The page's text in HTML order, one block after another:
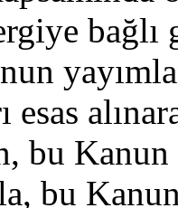
bağlı
esas
bu
bu